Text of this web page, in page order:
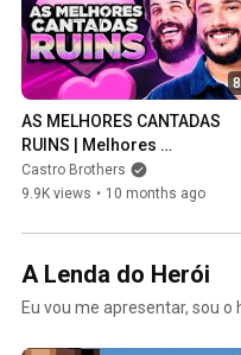
AS MELHORES CANTADAS
RUINS | Melhores
Momentos 1
Castro Brothers
9.9K views • 10 months ago
A Lenda do Herói
Eu vou me apresentar, sou